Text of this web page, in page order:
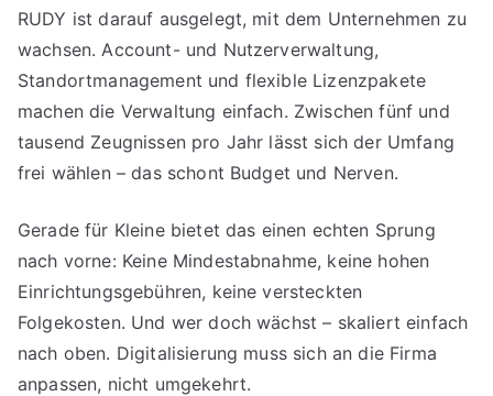
RUDY ist darauf ausgelegt, mit dem Unternehmen zu
wachsen. Account- und Nutzerverwaltung,
Standortmanagement und flexible Lizenzpakete
machen die Verwaltung einfach. Zwischen fünf und
tausend Zeugnissen pro Jahr lässt sich der Umfang
frei wählen – das schont Budget und Nerven.
Gerade für Kleine bietet das einen echten Sprung
nach vorne: Keine Mindestabnahme, keine hohen
Einrichtungsgebühren, keine versteckten
Folgekosten. Und wer doch wächst – skaliert einfach
nach oben. Digitalisierung muss sich an die Firma
anpassen, nicht umgekehrt.